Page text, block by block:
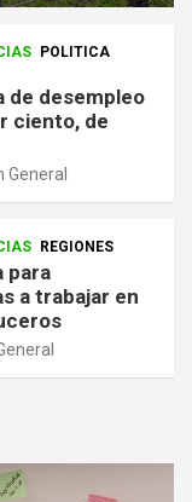
POLITICA
de desempleo
ciento, de
General
REGIONES
para
a trabajar en